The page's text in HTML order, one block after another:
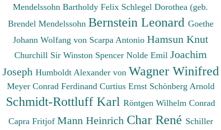
Mendelssohn Bartholdy Felix Schlegel Dorothea (geb.
Brendel Mendelssohn Bernstein Leonard Goethe
Johann Wolfang von Scarpa Antonio Hamsun Knut
Churchill Sir Winston Spencer Nolde Emil Joachim
Joseph Humboldt Alexander von Wagner Winifred
Meyer Conrad Ferdinand Curtius Ernst Schönberg Arnold
Schmidt-Rottluff Karl Röntgen Wilhelm Conrad
Capra Fritjof Mann Heinrich Char René Schiller